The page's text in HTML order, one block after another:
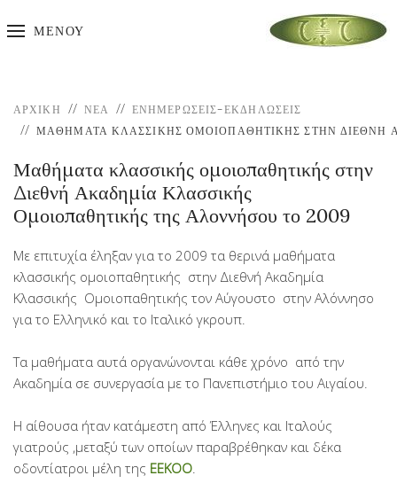
ΜΕΝΟΎ
ΑΡΧΙΚΉ ΝΕΑ
ΕΝΗΜΕΡΏΣΕΙΣ-ΕΚΔΗΛΏΣΕΙΣ
ΜΑΘΉΜΑΤΑ ΚΛΑΣΣΙΚΉΣ ΟΜΟΙΟΠΑΘΗΤΙΚΉΣ ΣΤΗΝ
Μαθήματα κλασσικής ομοιοπαθητικής στην
Διεθνή Ακαδημία Κλασσικής
Ομοιοπαθητικής της Αλοννήσου το 2009
Με επιτυχία έληξαν για το 2009 τα θερινά μαθήματα
κλασσικής ομοιοπαθητικής στην Διεθνή Ακαδημία
Κλασσικής Ομοιοπαθητικής τον Αύγουστο στην Αλόννησο
για το Ελληνικό και το Ιταλικό γκρουπ.
Τα μαθήματα αυτά οργανώνονται κάθε χρόνο από την
Ακαδημία σε συνεργασία με το Πανεπιστήμιο του Αιγαίου.
Η αίθουσα ήταν κατάμεστη από Έλληνες και Ιταλούς
γιατρούς ,μεταξύ των οποίων παραβρέθηκαν και δέκα
οδοντίατροι μέλη της ΕΕΚΟΟ.